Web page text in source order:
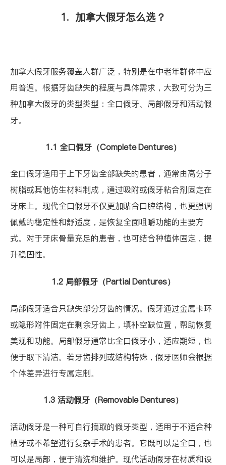
1. 加拿大假牙怎么选？
加拿大假牙服务覆盖人群广泛，特别是在中老年群体中应
用普遍。根据牙齿缺失的程度与具体需求，大致可分为三
种加拿大假牙的类型类型：全口假牙、局部假牙和活动假
牙。
1.1 全口假牙（Complete Dentures）
全口假牙适用于上下牙齿全部缺失的患者，通常由高分子
树脂或其他仿生材料制成，通过吸附或假牙粘合剂固定在
牙床上。现代全口假牙不仅更加贴合口腔结构，也更强调
佩戴的稳定性和舒适度，是恢复全面咀嚼功能的主要方
式。对于牙床骨量充足的患者，也可结合种植体固定，提
升稳固性。
1.2 局部假牙（Partial Dentures）
局部假牙适合只缺失部分牙齿的情况。假牙通过金属卡环
或隐形附件固定在剩余牙齿上，填补空缺位置，帮助恢复
美观和功能。局部假牙通常比全口假牙小，适应期短，也
便于取下清洁。若牙齿排列或结构特殊，假牙医师会根据
个体差异进行专属定制。
1.3 活动假牙（Removable Dentures）
活动假牙是一种可自行摘取的假牙类型，适用于不适合种
植牙或不希望进行复杂手术的患者。它既可以是全口，也
可以是局部，便于清洗和维护。现代活动假牙在材质和设